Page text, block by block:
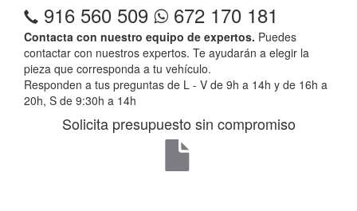
916 560 509 672 170 181
Contacta con nuestro equipo de expertos. Puedes
contactar con nuestros expertos. Te ayudarán a elegir la
pieza que corresponda a tu vehículo.
Responden a tus preguntas de L - V de 9h a 14h y de 16h a
20h, S de 9:30h a 14h
Solicita presupuesto sin compromiso